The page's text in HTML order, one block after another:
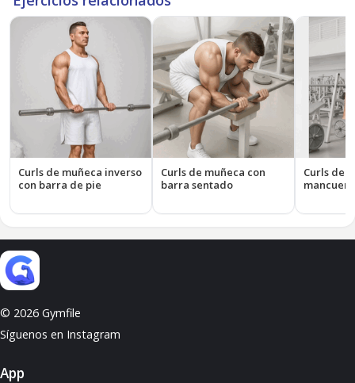
Curls de muñeca inverso
con barra de pie
Curls de muñeca con
barra sentado
Curls de
© 2026 Gymfile
Síguenos en Instagram
App